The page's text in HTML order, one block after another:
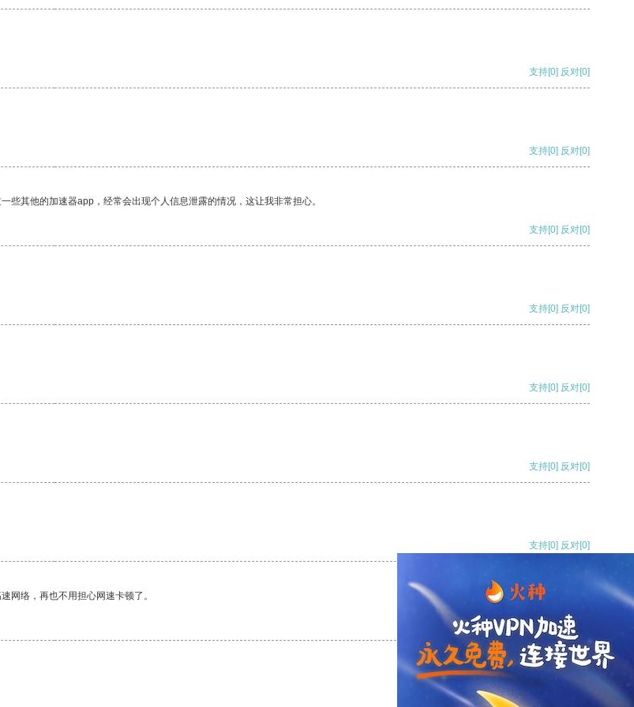
支持[0] 反对[0]
支持[0] 反对[0]
其他的加速器app，经常会出现个人信息泄露的情况，这让我非常担心。
支持[0] 反对[0]
支持[0] 反对[0]
支持[0] 反对[0]
支持[0] 反对[0]
支持[0] 反对[0]
网络，再也不用担心网速卡顿了。
支持[0] 反对
支持